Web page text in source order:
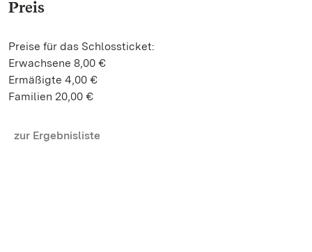
Preis
Preise für das Schlossticket:
Erwachsene 8,00 €
Ermäßigte 4,00 €
Familien 20,00 €
zur Ergebnisliste